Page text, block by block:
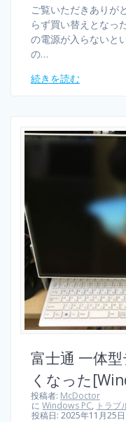
ご覧いただきありが
らず買い替えとなっ
の電源が入らないと
の…
続きを読む
富士通 一体
くなった
投稿者: McDoctor
にWindows PC, トラブ
投稿日: 2025年11月25日